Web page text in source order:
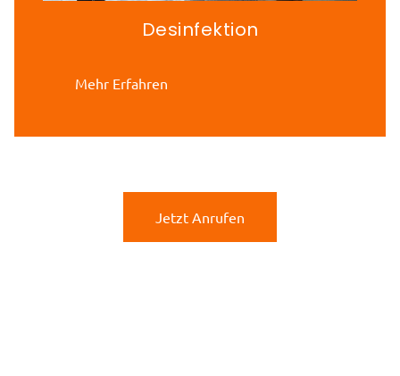
Desinfektion
Mehr Erfahren
Jetzt Anrufen